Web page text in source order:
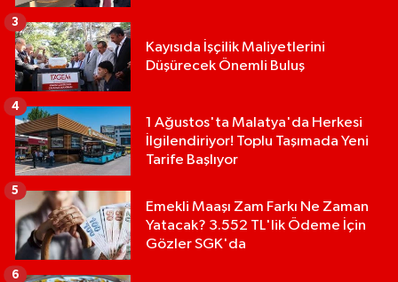
Kayısıda İşçilik Maliyetlerini
Düşürecek Önemli Buluş
3
1 Ağustos'ta Malatya'da Herkesi
İlgilendiriyor! Toplu Taşımada Yeni
Tarife Başlıyor
4
Emekli Maaşı Zam Farkı Ne Zaman
Yatacak? 3.552 TL'lik Ödeme İçin
Gözler SGK'da
5
6